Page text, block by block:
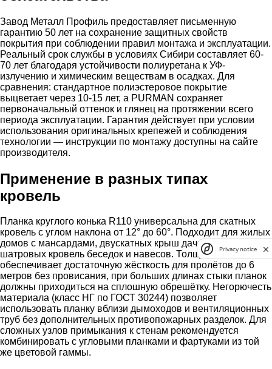
Завод Металл Профиль предоставляет письменную
гарантию 50 лет на сохранение защитных свойств
покрытия при соблюдении правил монтажа и эксплуатации.
Реальный срок службы в условиях Сибири составляет 60-
70 лет благодаря устойчивости полиуретана к УФ-
излучению и химическим веществам в осадках. Для
сравнения: стандартное полиэстеровое покрытие
выцветает через 10-15 лет, а PURMAN сохраняет
первоначальный оттенок и глянец на протяжении всего
периода эксплуатации. Гарантия действует при условии
использования оригинальных крепежей и соблюдения
технологии — инструкции по монтажу доступны на сайте
производителя.
Применение в разных типах
кровель
Планка круглого конька R110 универсальна для скатных
кровель с углом наклона от 12° до 60°. Подходит для жилых
домов с мансардами, двускатных крыш дачных домиков,
шатровых кровель беседок и навесов. Толщина 0,5 мм
обеспечивает достаточную жёсткость для пролётов до 6
метров без провисания, при больших длинах стыки планок
должны приходиться на сплошную обрешётку. Негорючесть
материала (класс НГ по ГОСТ 30244) позволяет
использовать планку вблизи дымоходов и вентиляционных
труб без дополнительных противопожарных разделок. Для
сложных узлов примыкания к стенам рекомендуется
комбинировать с угловыми планками и фартуками из той
же цветовой гаммы.
Privacy notice